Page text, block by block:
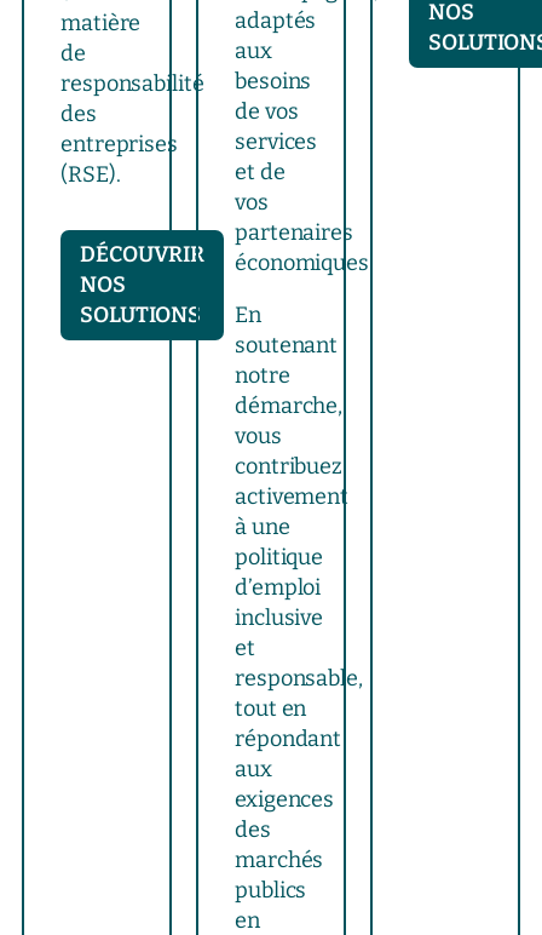
matière
de
responsabilité
des
entreprises
(RSE).
DÉCOUVRIR
NOS
SOLUTIONS
adaptés
aux
besoins
de vos
services
et de
vos
partenaires
économiques.
En
soutenant
notre
démarche,
vous
contribuez
activement
à une
politique
d’emploi
inclusive
et
responsable,
tout en
répondant
aux
exigences
des
marchés
publics
en
NOS